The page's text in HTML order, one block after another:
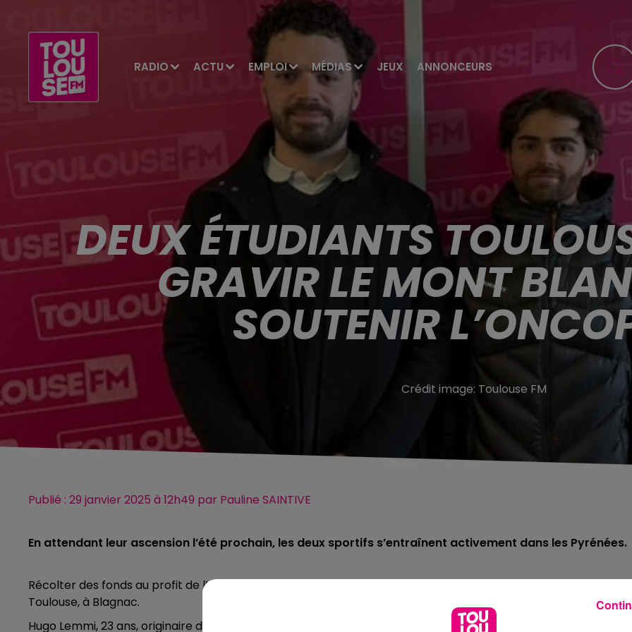
RADIO ACTU EMPLOI MÉDIAS JEUX ANNONCEURS
DEUX ÉTUDIANTS
GRAVIR LE MONT
SOUTENIR
Crédit image: Toulouse FM
Publié : 29 janvier 2025 à 12h49 par Pauline SAINTIVE
En attendant leur ascension l’été prochain, les deux sportifs s’entraînent activement dans les Pyrénées.
Récolter des fonds au profit de l’Oncopole de Toulouse :c’est l’objectif dedeux étudiants en immobilierprès
Toulouse,à Blagnac.
Hugo Lemmi, 23 ans, originaire de Pau et Loïc Laporte, 22 ans, originaire du Gers, se lancent pour l’occasion